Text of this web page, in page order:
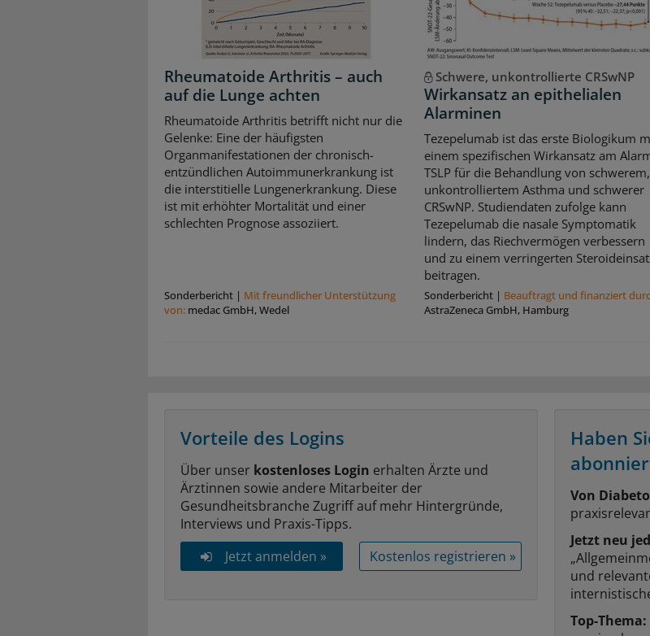
Rheumatoide Arthritis – auch
auf die Lunge achten
Rheumatoide Arthritis betrifft nicht nur die
Gelenke: Eine der häufigsten
Organmanifestationen der chronisch-
entzündlichen Autoimmunerkrankung ist
die interstitielle Lungenerkrankung. Diese
ist mit erhöhter Mortalität und einer
schlechten Prognose assoziiert.
Sonderbericht | Mit freundlicher Unterstützung
von: medac GmbH, Wedel
Schwere, unkontrollierte CRSwNP
Wirkansatz an epithelialen
Alarminen
Tezepelumab ist das erste Biologikum
einem spezifischen Wirkansatz am
TSLP für die Behandlung von schwerem,
unkontrolliertem Asthma und schwerer
CRSwNP. Studiendaten zufolge kann
Tezepelumab die nasale Symptomatik
lindern, das Riechvermögen verbessern
und zu einem verringerten
beitragen.
Sonderbericht| Beauftragt und ﬁnanziert
AstraZeneca GmbH, Hamburg
Vorteile des Logins
Über unser kostenloses Login erhalten Ärzte und
Ärztinnen sowie andere Mitarbeiter der
Gesundheitsbranche Zugriff auf mehr Hintergründe,
Interviews und Praxis-Tipps.
Jetzt anmelden »
Kostenlos registrieren »
Haben
Von
Jetzt neu
und
Top-Thema: